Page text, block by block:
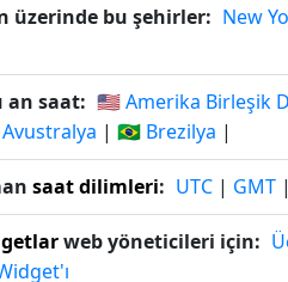
üzerinde bu şehirler: New
an saat: 🇺🇸 Amerika Birleşik
| 🇧🇷 Brezilya |
saat dilimleri: UTC | GMT |
web yöneticileri için: